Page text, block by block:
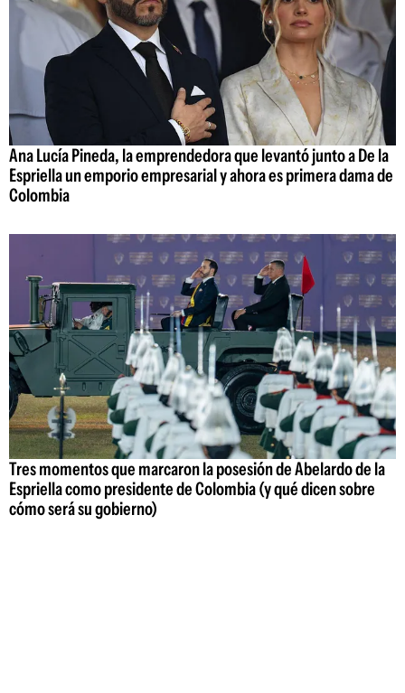
Ana Lucía Pineda, la emprendedora que levantó junto a De la
Espriella un emporio empresarial y ahora es primera dama de
Colombia
Tres momentos que marcaron la posesión de Abelardo de la
Espriella como presidente de Colombia (y qué dicen sobre
cómo será su gobierno)